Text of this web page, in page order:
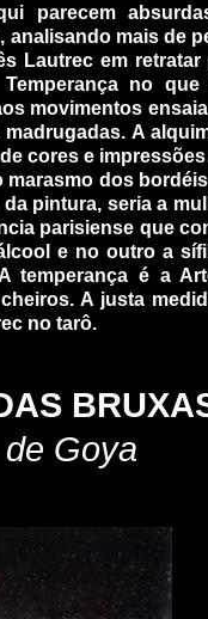
parecem
analisando mais de
Lautrec em
no
movimentos
A
cores e
marasmo dos
pintura, seria a
parisiense que
e no outro a
temperança é a
A justa
no tarô.
Goya